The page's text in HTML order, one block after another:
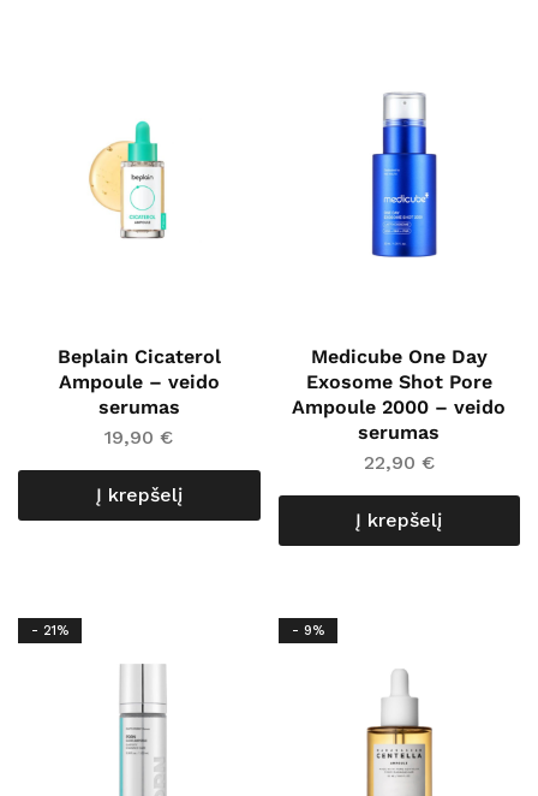
Beplain Cicaterol
Ampoule – veido
serumas
19,90€
Į krepšelį
Medicube One Day
Exosome Shot Pore
Ampoule 2000 – veido
serumas
22,90 €
Į krepšelį
- 21% - 9%